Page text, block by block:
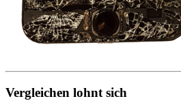
Vergleichen lohnt sich